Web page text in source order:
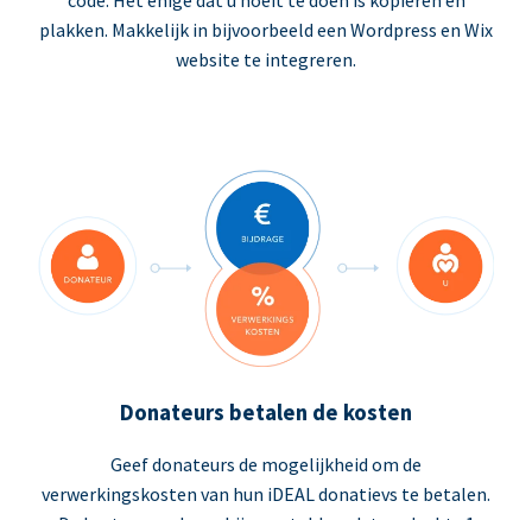
plakken. Makkelijk in bijvoorbeeld een Wordpress en Wix
website te integreren.
Donateurs betalen de kosten
Geef donateurs de mogelijkheid om de
verwerkingskosten van hun iDEAL donatievs te betalen.